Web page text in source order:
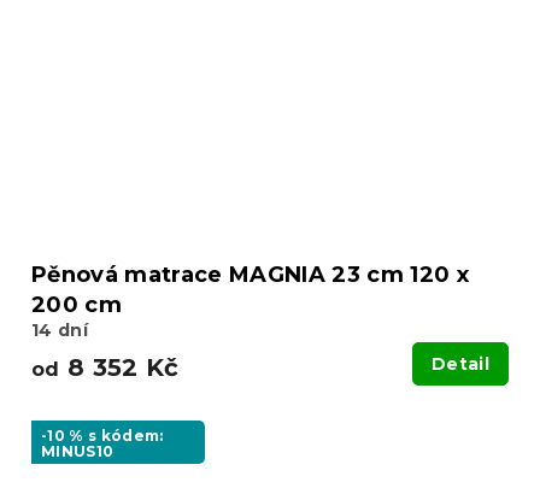
Pěnová matrace MAGNIA 23 cm 120 x
200 cm
14 dní
od 8 352 Kč Detail
-10 % s kódem:
MINUS10